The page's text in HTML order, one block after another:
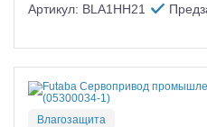
Артикул: BLA1HH21
Влагозащита